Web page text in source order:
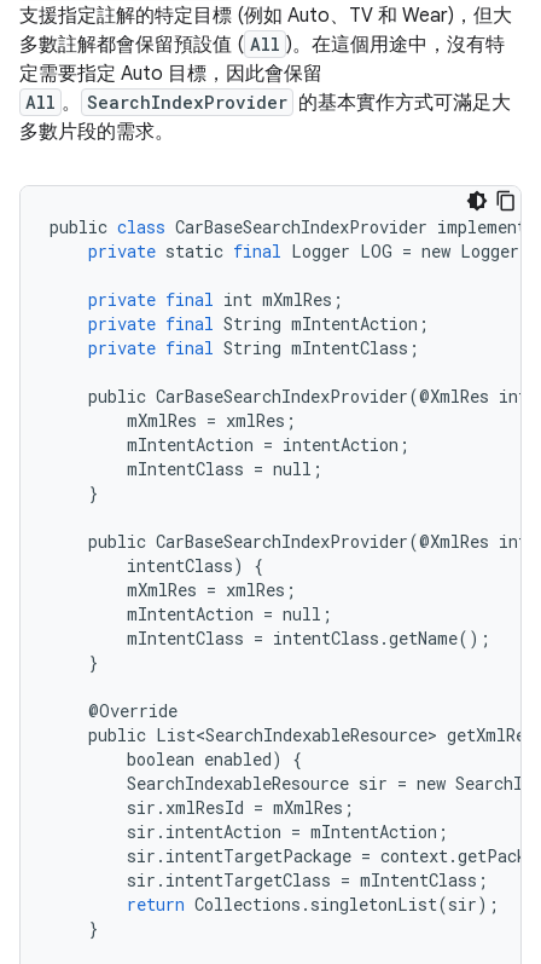
支援指定註解的特定目標 (例如 Auto、TV 和 Wear)，但大
多數註解都會保留預設值 ( All )。在這個用途中，沒有特
定需要指定 Auto 目標，因此會保留
All 。 SearchIndexProvider 的基本實作方式可滿足大
多數片段的需求。
public class CarBaseSearchIndexProvider implements
private static final Logger LOG = new Logger
private final int mXmlRes ;
private final String mIntentAction ;
private final String mIntentClass ;
public CarBaseSearchIndexProvider(@XmlRes int
mXmlRes = xmlRes ;
mIntentAction = intentAction ;
mIntentClass = null ;
}
public CarBaseSearchIndexProvider(@XmlRes int
intentClass)
{
mXmlRes = xmlRes ;
mIntentAction = null ;
mIntentClass = intentClass .getName();
}
@Override
public List<SearchIndexableResource>
boolean enabled)
{
SearchIndexableResource sir = new
sir . xmlResId = mXmlRes ;
sir . intentAction = mIntentAction ;
sir . intentTargetPackage = context.
sir . intentTargetClass = mIntentClass ;
return Collections . singletonList(sir);
}